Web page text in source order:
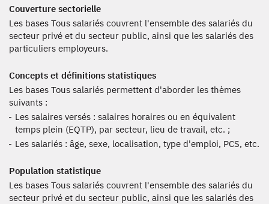
Couverture sectorielle
Les bases Tous salariés couvrent l'ensemble des salariés du
secteur privé et du secteur public, ainsi que les salariés des
particuliers employeurs.
Concepts et définitions statistiques
Les bases Tous salariés permettent d'aborder les thèmes
suivants :
Les salaires versés : salaires horaires ou en équivalent
temps plein (EQTP), par secteur, lieu de travail, etc. ;
Les salariés : âge, sexe, localisation, type d'emploi, PCS, etc.
Population statistique
Les bases Tous salariés couvrent l'ensemble des salariés du
secteur privé et du secteur public, ainsi que les salariés des